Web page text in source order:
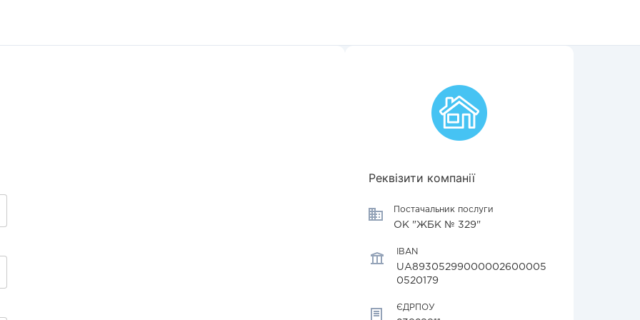
Реквізити компанії
Постачальник послуги
ОК "ЖБК № 329"
IBAN
UA89305299000002600005
0520179
ЄДРПОУ